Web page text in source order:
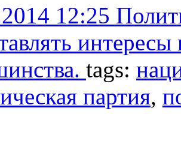
12:25
tags:
партия,